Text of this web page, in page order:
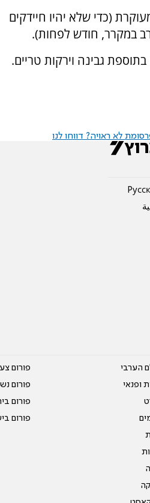
(כדי שלא יהיו חיידקים
במקרר, חודש לפחות).
גבינה וירקות טריים.
לא ראויה? דווחו לנו
הערבי
ופנאי
פורום
פורום
פורום
פורום